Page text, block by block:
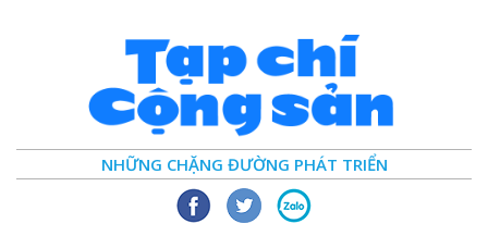
NHỮNG CHẶNG ĐƯỜNG PHÁT TRIỂN